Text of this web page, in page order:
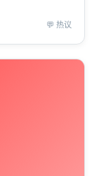
💬 热议